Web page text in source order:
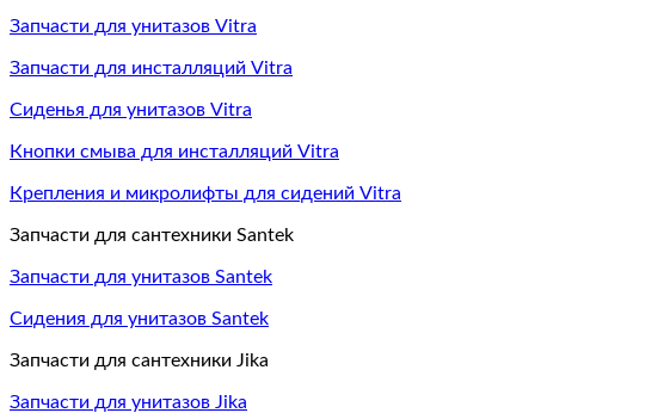
Запчасти для унитазов Vitra
Запчасти для инсталляций Vitra
Сиденья для унитазов Vitra
Кнопки смыва для инсталляций Vitra
Крепления и микролифты для сидений Vitra
Запчасти для сантехники Santek
Запчасти для унитазов Santek
Сидения для унитазов Santek
Запчасти для сантехники Jika
Запчасти для унитазов Jika